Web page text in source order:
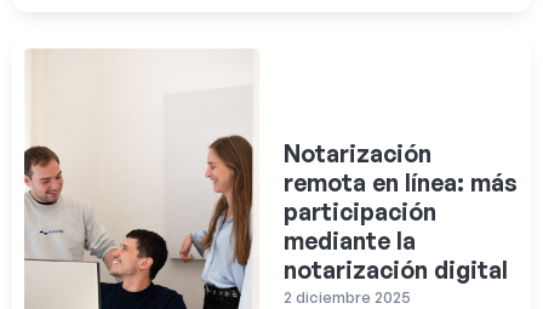
Notarización
remota en línea: más
participación
mediante la
notarización digital
2 diciembre 2025